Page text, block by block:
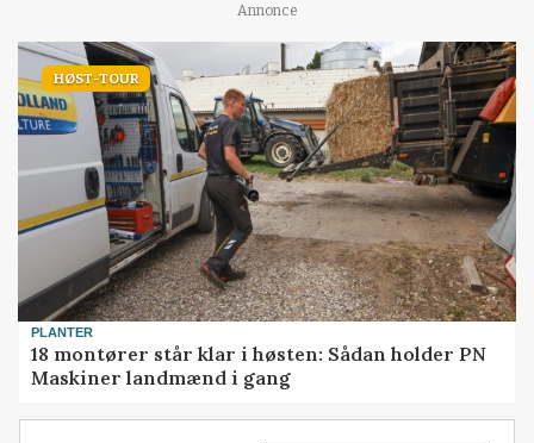
Annonce
HØST-TOUR
PLANTER
18 montører står klar i høsten: Sådan holder PN
Maskiner landmænd i gang